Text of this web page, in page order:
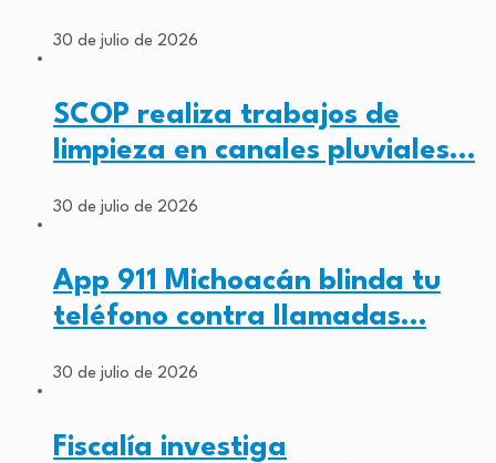
30 de julio de 2026
SCOP realiza trabajos de
limpieza en canales pluviales…
30 de julio de 2026
App 911 Michoacán blinda tu
teléfono contra llamadas…
30 de julio de 2026
Fiscalía investiga